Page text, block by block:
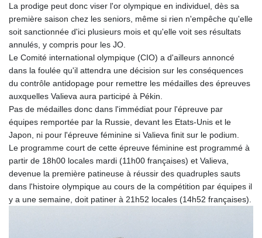
La prodige peut donc viser l'or olympique en individuel, dès sa
première saison chez les seniors, même si rien n'empêche qu'elle
soit sanctionnée d'ici plusieurs mois et qu'elle voit ses résultats
annulés, y compris pour les JO.
Le Comité international olympique (CIO) a d'ailleurs annoncé
dans la foulée qu'il attendra une décision sur les conséquences
du contrôle antidopage pour remettre les médailles des épreuves
auxquelles Valieva aura participé à Pékin.
Pas de médailles donc dans l'immédiat pour l'épreuve par
équipes remportée par la Russie, devant les Etats-Unis et le
Japon, ni pour l'épreuve féminine si Valieva finit sur le podium.
Le programme court de cette épreuve féminine est programmé à
partir de 18h00 locales mardi (11h00 françaises) et Valieva,
devenue la première patineuse à réussir des quadruples sauts
dans l'histoire olympique au cours de la compétition par équipes il
y a une semaine, doit patiner à 21h52 locales (14h52 françaises).